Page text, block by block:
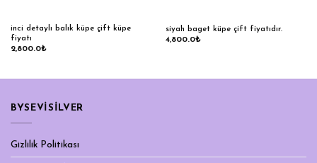
inci detaylı balık küpe çift küpe
fiyatı
2,800.0₺
siyah baget küpe çift fiyatıdır.
4,800.0₺
BYSEVİSİLVER
Gizlilik Politikası